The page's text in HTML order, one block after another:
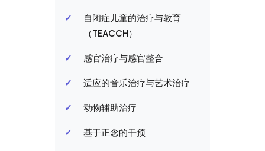
自闭症儿童的治疗与教育
（TEACCH）
感官治疗与感官整合
适应的音乐治疗与艺术治疗
动物辅助治疗
基于正念的干预